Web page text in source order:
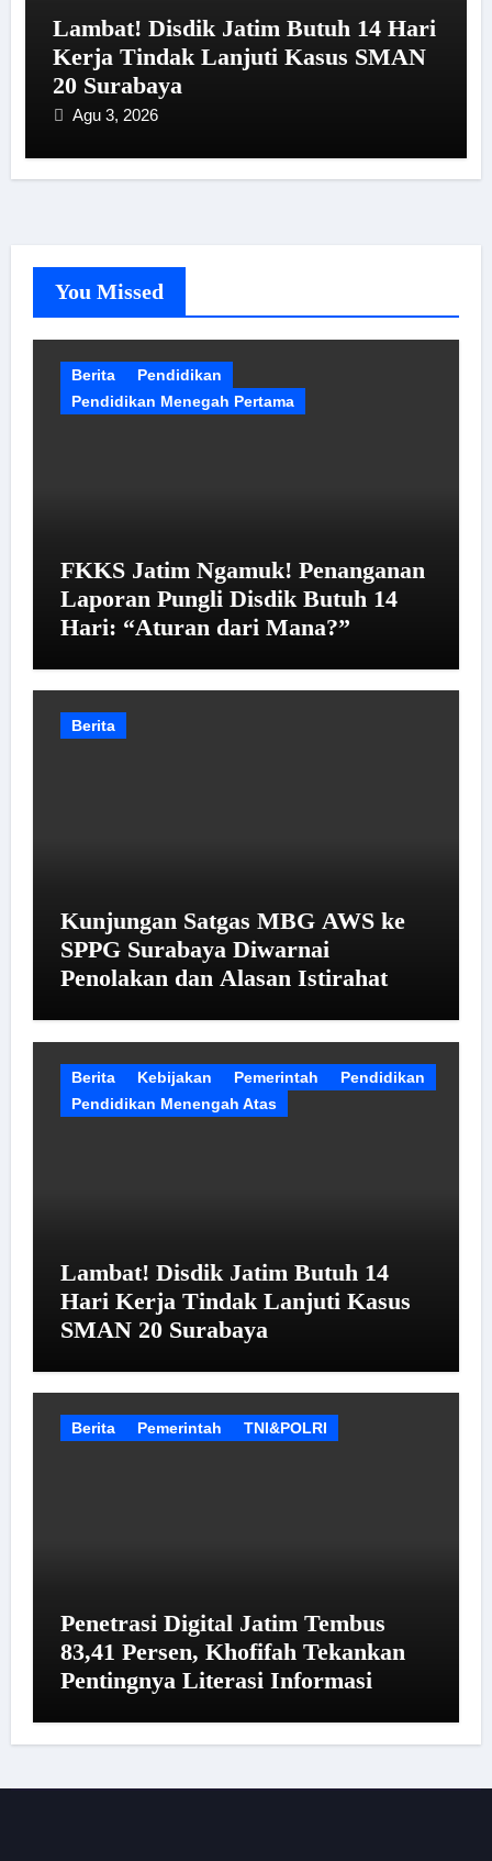
Lambat! Disdik Jatim Butuh 14 Hari
Kerja Tindak Lanjuti Kasus SMAN
20 Surabaya
Agu 3, 2026
You Missed
Berita
Pendidikan
Pendidikan Menegah Pertama
FKKS Jatim Ngamuk! Penanganan
Laporan Pungli Disdik Butuh 14
Hari: “Aturan dari Mana?”
Berita
Kunjungan Satgas MBG AWS ke
SPPG Surabaya Diwarnai
Penolakan dan Alasan Istirahat
Berita Kebijakan Pemerintah
Pendidikan
Pendidikan Menengah Atas
Lambat! Disdik Jatim Butuh 14
Hari Kerja Tindak Lanjuti Kasus
SMAN 20 Surabaya
Berita Pemerintah TNI&POLRI
Penetrasi Digital Jatim Tembus
83,41 Persen, Khofifah Tekankan
Pentingnya Literasi Informasi